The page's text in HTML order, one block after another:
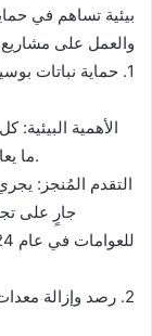
بيئية تساهم في
والعمل على
1. حماية نباتات بوسيدونيا في البحر الأبيض المتوسط
ما يعادل 5 إلى 7 أضعاف ما تمتصه الغابات الاستوائية.
2. رصد وإزالة معدات الصيد المهجورة